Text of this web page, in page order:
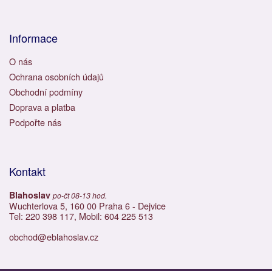
Informace
O nás
Ochrana osobních údajů
Obchodní podmíny
Doprava a platba
Podpořte nás
Kontakt
Blahoslav po-čt 08-13 hod.
Wuchterlova 5, 160 00 Praha 6 - Dejvice
Tel: 220 398 117, Mobil: 604 225 513
obchod@eblahoslav.cz